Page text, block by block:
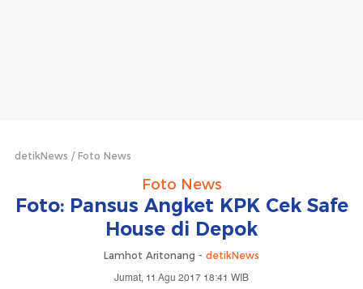
detikNews Foto News
Foto News
Foto: Pansus Angket KPK Cek Safe
House di Depok
Lamhot Aritonang - detikNews
Jumat, 11 Agu 2017 18:41 WIB